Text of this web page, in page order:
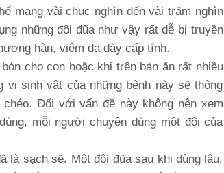
mang vài chục nghìn đến vài trăm nghìn
những đôi đũa như vậy rất dễ bị truyền
hàn, viêm dạ dày cấp tính.
cho con hoặc khi trên bàn ăn rất nhiều
sinh vật của những bệnh này sẽ thông
Đối với vấn đề này không nên xem
mỗi người chuyên dùng một đôi của
là sạch sẽ. Một đôi đũa sau khi dùng lâu,